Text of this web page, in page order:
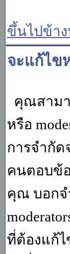
ขึ้นไปข้า
จะแก้ไข
คุณสาม
หรือ
การจำกั
คนตอบข้
คุณ บอกจ
ที่ต้องแก้